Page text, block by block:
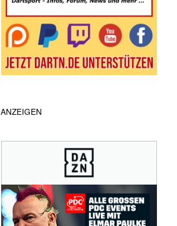
ANZEIGEN